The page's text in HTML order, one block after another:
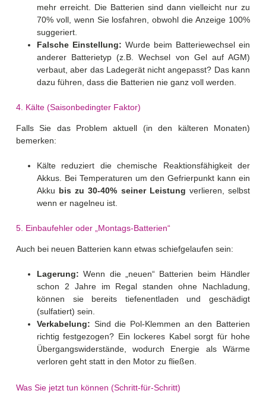
mehr erreicht. Die Batterien sind dann vielleicht nur zu
70% voll, wenn Sie losfahren, obwohl die Anzeige 100%
suggeriert.
Falsche Einstellung: Wurde beim Batteriewechsel ein
anderer Batterietyp (z.B. Wechsel von Gel auf AGM)
verbaut, aber das Ladegerät nicht angepasst? Das kann
dazu führen, dass die Batterien nie ganz voll werden.
4. Kälte (Saisonbedingter Faktor)
Falls Sie das Problem aktuell (in den kälteren Monaten)
bemerken:
Kälte reduziert die chemische Reaktionsfähigkeit der
Akkus. Bei Temperaturen um den Gefrierpunkt kann ein
Akku bis zu 30-40% seiner Leistung verlieren, selbst
wenn er nagelneu ist.
5. Einbaufehler oder „Montags-Batterien“
Auch bei neuen Batterien kann etwas schiefgelaufen sein:
Lagerung: Wenn die „neuen“ Batterien beim Händler
schon 2 Jahre im Regal standen ohne Nachladung,
können sie bereits tiefenentladen und geschädigt
(sulfatiert) sein.
Verkabelung: Sind die Pol-Klemmen an den Batterien
richtig festgezogen? Ein lockeres Kabel sorgt für hohe
Übergangswiderstände, wodurch Energie als Wärme
verloren geht statt in den Motor zu fließen.
Was Sie jetzt tun können (Schritt-für-Schritt)